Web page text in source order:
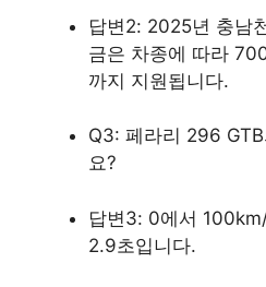
답변2: 2025년 충남
금은 차종에 따라
까지 지원됩니다.
Q3: 페라리 296
요?
답변3: 0에서
2.9초입니다.